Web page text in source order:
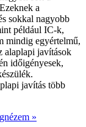
a
sokkal nagyobb
például IC-k,
mindig egyértelmű,
alaplapi javítások
időigényesek,
javítás több
»